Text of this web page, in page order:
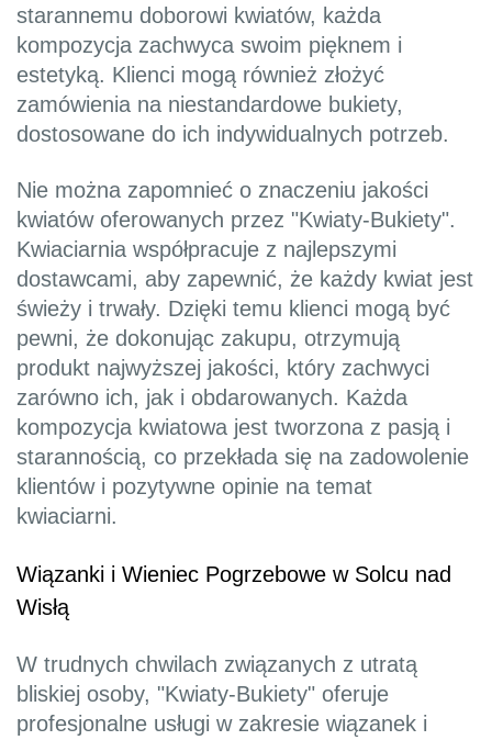
starannemu doborowi kwiatów, każda
kompozycja zachwyca swoim pięknem i
estetyką. Klienci mogą również złożyć
zamówienia na niestandardowe bukiety,
dostosowane do ich indywidualnych potrzeb.
Nie można zapomnieć o znaczeniu jakości
kwiatów oferowanych przez "Kwiaty-Bukiety".
Kwiaciarnia współpracuje z najlepszymi
dostawcami, aby zapewnić, że każdy kwiat jest
świeży i trwały. Dzięki temu klienci mogą być
pewni, że dokonując zakupu, otrzymują
produkt najwyższej jakości, który zachwyci
zarówno ich, jak i obdarowanych. Każda
kompozycja kwiatowa jest tworzona z pasją i
starannością, co przekłada się na zadowolenie
klientów i pozytywne opinie na temat
kwiaciarni.
Wiązanki i Wieniec Pogrzebowe w Solcu nad
Wisłą
W trudnych chwilach związanych z utratą
bliskiej osoby, "Kwiaty-Bukiety" oferuje
profesjonalne usługi w zakresie wiązanek i